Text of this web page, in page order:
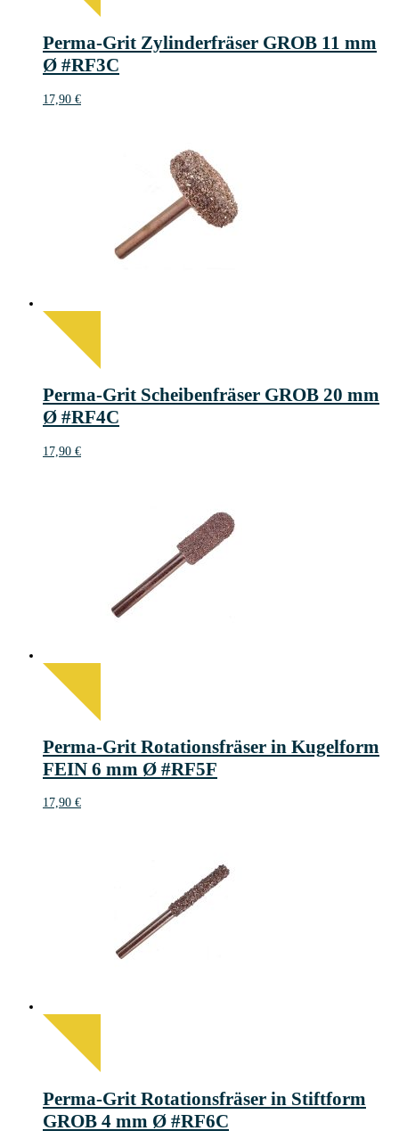
Perma-Grit Zylinderfräser GROB 11 mm
Ø #RF3C
17,90 €
Perma-Grit Scheibenfräser GROB 20 mm
Ø #RF4C
17,90 €
Perma-Grit Rotationsfräser in Kugelform
FEIN 6 mm Ø #RF5F
17,90 €
Perma-Grit Rotationsfräser in Stiftform
GROB 4 mm Ø #RF6C